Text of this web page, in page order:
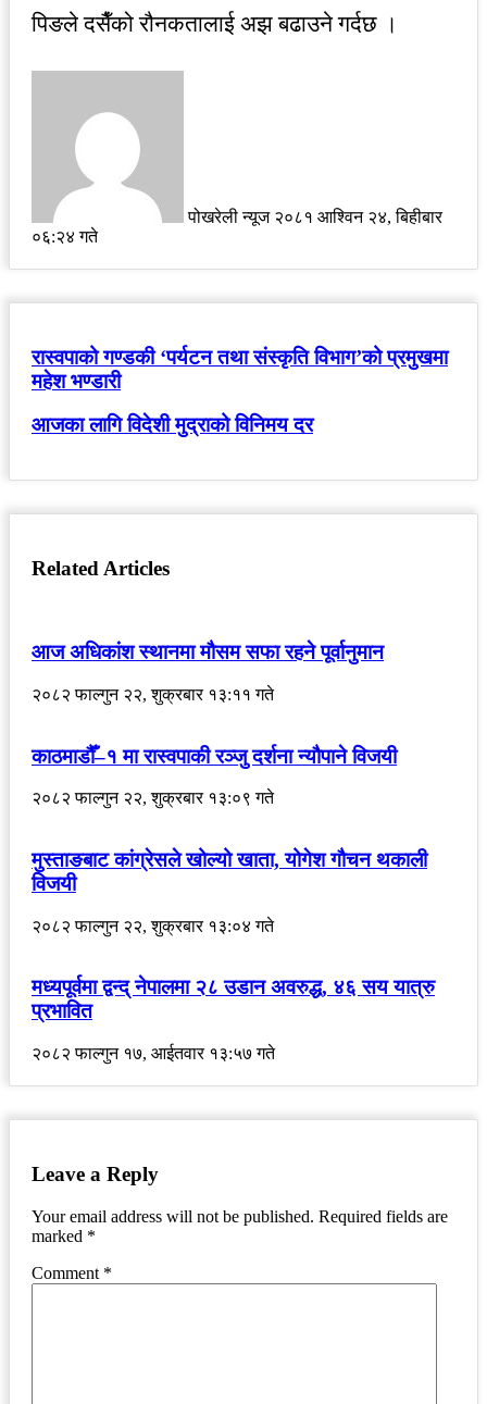
पिङले दसैँको रौनकतालाई अझ बढाउने गर्दछ ।
पोखरेली न्यूज २०८१ आश्विन २४, बिहीबार
०६:२४ गते
रास्वपाको गण्डकी ‘पर्यटन तथा संस्कृति विभाग’को प्रमुखमा
महेश भण्डारी
आजका लागि विदेशी मुद्राको विनिमय दर
Related Articles
आज अधिकांश स्थानमा मौसम सफा रहने पूर्वानुमान
२०८२ फाल्गुन २२, शुक्रबार १३:११ गते
काठमाडौँ–१ मा रास्वपाकी रञ्जु दर्शना न्यौपाने विजयी
२०८२ फाल्गुन २२, शुक्रबार १३:०९ गते
मुस्ताङबाट कांग्रेसले खोल्यो खाता, योगेश गौचन थकाली
विजयी
२०८२ फाल्गुन २२, शुक्रबार १३:०४ गते
मध्यपूर्वमा द्वन्द् नेपालमा २८ उडान अवरुद्ध, ४६ सय यात्रु
प्रभावित
२०८२ फाल्गुन १७, आईतवार १३:५७ गते
Leave a Reply
Your email address will not be published. Required fields are
marked *
Comment *